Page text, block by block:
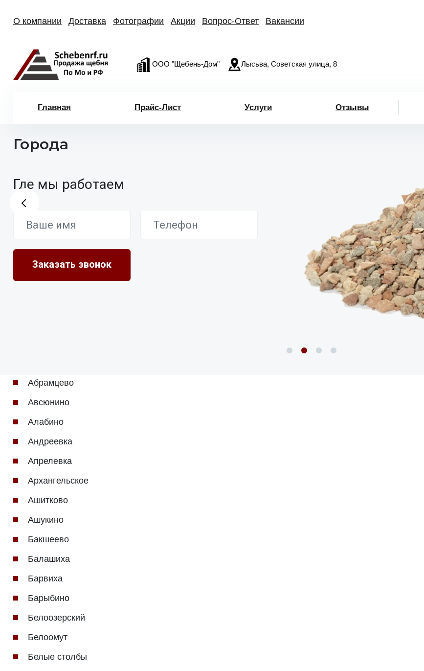
О компании Доставка Фотографии Акции Вопрос-Ответ Вакансии
ООО "Щебень-Дом" Лысьва, Советская улица, 8
Главная Прайс-Лист Услуги Отзывы
Города
Где мы работаем
Абрамцево
Авсюнино
Алабино
Андреевка
Апрелевка
Архангельское
Ашитково
Ашукино
Бакшеево
Балашиха
Барвиха
Барыбино
Белоозерский
Белоомут
Белые столбы